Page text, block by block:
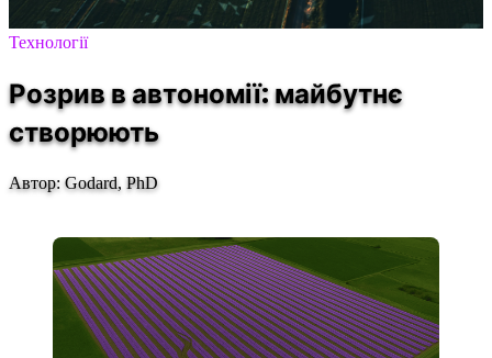
Технології
Розрив в автономії: майбутнє
створюють
Автор: Godard, PhD